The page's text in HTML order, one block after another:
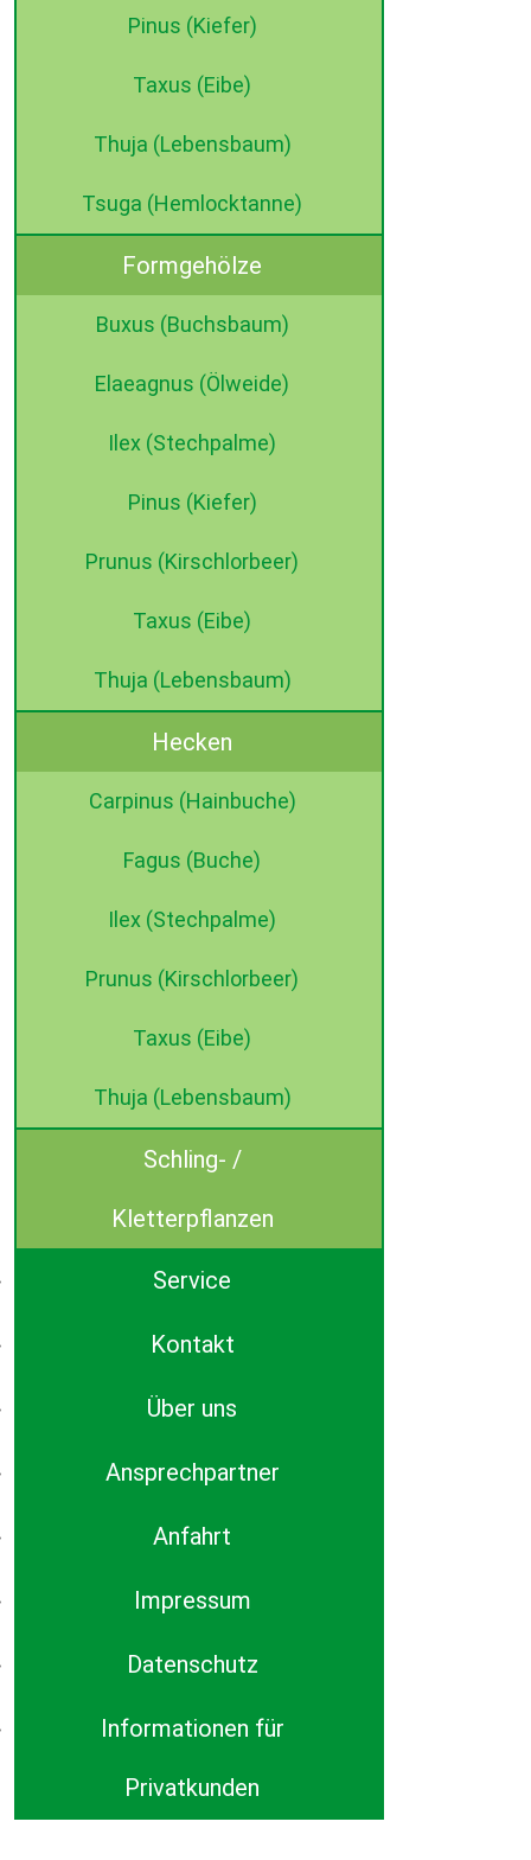
Pinus (Kiefer)
Taxus (Eibe)
Thuja (Lebensbaum)
Tsuga (Hemlocktanne)
Formgehölze
Buxus (Buchsbaum)
Elaeagnus (Ölweide)
Ilex (Stechpalme)
Pinus (Kiefer)
Prunus (Kirschlorbeer)
Taxus (Eibe)
Thuja (Lebensbaum)
Hecken
Carpinus (Hainbuche)
Fagus (Buche)
Ilex (Stechpalme)
Prunus (Kirschlorbeer)
Taxus (Eibe)
Thuja (Lebensbaum)
Schling- /
Kletterpflanzen
Service
Kontakt
Über uns
Ansprechpartner
Anfahrt
Impressum
Datenschutz
Informationen für
Privatkunden